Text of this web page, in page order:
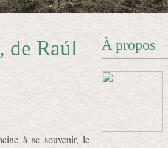
de Raúl
à se souvenir, le
À propos